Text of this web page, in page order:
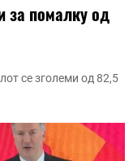
за помалку од
се зголеми од 82,5